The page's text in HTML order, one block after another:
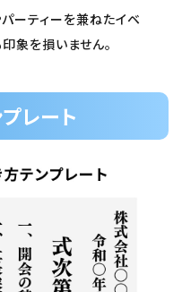
ーティーを兼ねたイベ
象を損いません。
レート